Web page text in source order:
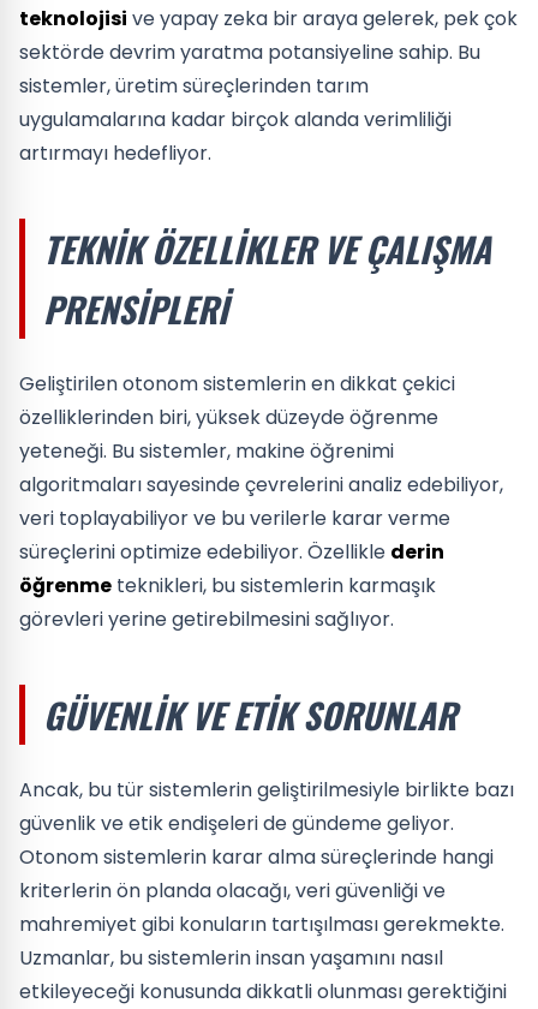
teknolojisi ve yapay zeka bir araya gelerek, pek çok
sektörde devrim yaratma potansiyeline sahip. Bu
sistemler, üretim süreçlerinden tarım
uygulamalarına kadar birçok alanda verimliliği
artırmayı hedefliyor.
TEKNIK ÖZELLIKLER VE ÇALIŞMA
PRENSIPLERI
Geliştirilen otonom sistemlerin en dikkat çekici
özelliklerinden biri, yüksek düzeyde öğrenme
yeteneği. Bu sistemler, makine öğrenimi
algoritmaları sayesinde çevrelerini analiz edebiliyor,
veri toplayabiliyor ve bu verilerle karar verme
süreçlerini optimize edebiliyor. Özellikle derin
öğrenme teknikleri, bu sistemlerin karmaşık
görevleri yerine getirebilmesini sağlıyor.
GÜVENLIK VE ETIK SORUNLAR
Ancak, bu tür sistemlerin geliştirilmesiyle birlikte bazı
güvenlik ve etik endişeleri de gündeme geliyor.
Otonom sistemlerin karar alma süreçlerinde hangi
kriterlerin ön planda olacağı, veri güvenliği ve
mahremiyet gibi konuların tartışılması gerekmekte.
Uzmanlar, bu sistemlerin insan yaşamını nasıl
etkileyeceği konusunda dikkatli olunması gerektiğini